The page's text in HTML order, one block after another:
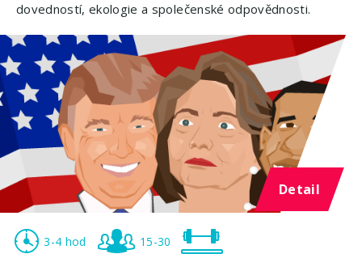
dovedností, ekologie a společenské odpovědnosti.
Detail
3-4 hod 15-30